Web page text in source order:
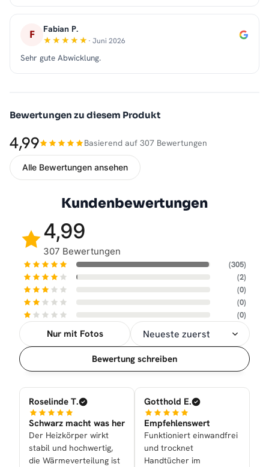
F Fabian P.
· Juni 2026
Sehr gute Abwicklung.
Bewertungen zu diesem Produkt
4,99 Basierend auf 307 Bewertungen
Alle Bewertungen ansehen
Kundenbewertungen
4,99
307 Bewertungen
(305)
(2)
(0)
(0)
(0)
Nur mit Fotos
Sortierung
Bewertung schreiben
Roselinde T.
Schwarz macht was her
Der Heizkörper wirkt
stabil und hochwertig,
die Wärmeverteilung ist
Gotthold E.
Empfehlenswert
Funktioniert einwandfrei
und trocknet
Handtücher im